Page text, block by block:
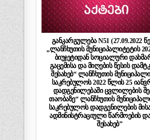
განკარგულება N51 (27.09.2022
„ლანჩხუთის მუნიციპალიტეტის
ბიუჯეტიდან სოციალური
გაცემისა და მიღების წესის
შესახებ“ ლანჩხუთის
საკრებულოს 2022 წლის 25
დადგენილებაში ცვლილების
თაობაზე“ ლანჩხუთის
საკრებულოს დადგენილების
ადმინისტრაციული წარმოების
შესახებ”